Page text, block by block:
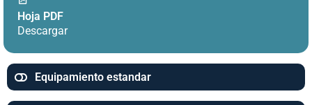
Hoja PDF
Descargar
Equipamiento estandar